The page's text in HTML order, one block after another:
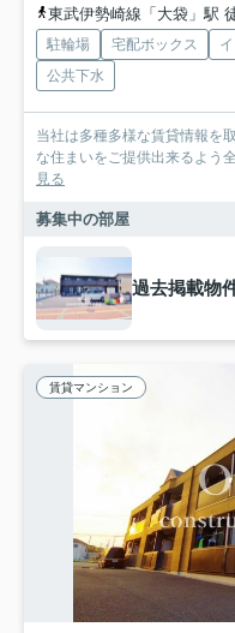
東武伊勢崎線「大袋」駅
駐輪場 宅配ボックス
公共下水
当社は多種多様な賃貸情報を
な住まいをご提供出来るよう
見る
募集中の部屋
過去掲載物
賃貸マンション